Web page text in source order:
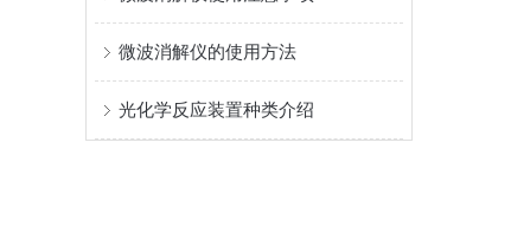
微波消解仪的使用方法
光化学反应装置种类介绍